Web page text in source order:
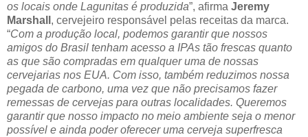
os locais onde Lagunitas é produzida”, afirma Jeremy
Marshall , cervejeiro responsável pelas receitas da marca.
“Com a produção local, podemos garantir que nossos
amigos do Brasil tenham acesso a IPAs tão frescas quanto
as que são compradas em qualquer uma de nossas
cervejarias nos EUA. Com isso, também reduzimos nossa
pegada de carbono, uma vez que não precisamos fazer
remessas de cervejas para outras localidades. Queremos
garantir que nosso impacto no meio ambiente seja o menor
possível e ainda poder oferecer uma cerveja superfresca